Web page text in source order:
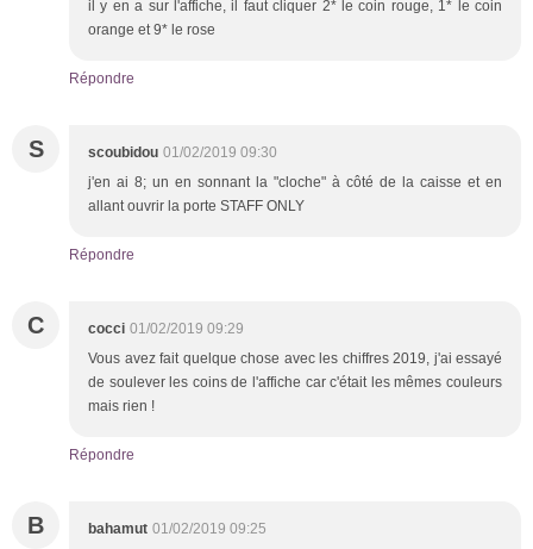
il y en a sur l'affiche, il faut cliquer 2* le coin rouge, 1* le coin
orange et 9* le rose
Répondre
S scoubidou 01/02/2019 09:30
j'en ai 8; un en sonnant la "cloche" à côté de la caisse et en
allant ouvrir la porte STAFF ONLY
Répondre
C cocci 01/02/2019 09:29
Vous avez fait quelque chose avec les chiffres 2019, j'ai essayé
de soulever les coins de l'affiche car c'était les mêmes couleurs
mais rien !
Répondre
B bahamut 01/02/2019 09:25